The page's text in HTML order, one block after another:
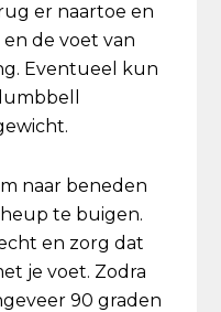
er naartoe en
de voet van
Eventueel kun
naar beneden
te buigen.
en zorg dat
je voet. Zodra
90 graden